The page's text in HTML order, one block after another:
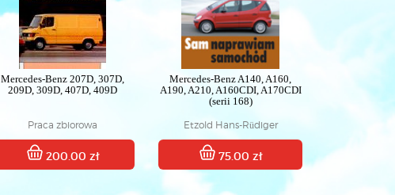
Mercedes-Benz 207D, 307D,
209D, 309D, 407D, 409D
Praca zbiorowa
200.00 zł
Mercedes-Benz A140, A160,
A190, A210, A160CDI, A170CDI
(serii 168)
Etzold Hans-Rüdiger
75.00 zł